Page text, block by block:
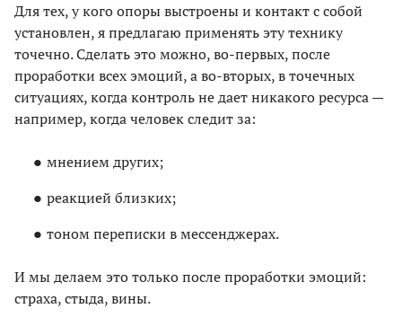
Для тех, у кого опоры выстроены и контакт с собой
установлен, я предлагаю применять эту технику
точечно. Сделать это можно, во-первых, после
проработки всех эмоций, а во-вторых, в точечных
ситуациях, когда контроль не дает никакого ресурса —
например, когда человек следит за:
мнением других;
реакцией близких;
тоном переписки в мессенджерах.
И мы делаем это только после проработки эмоций:
страха, стыда, вины.